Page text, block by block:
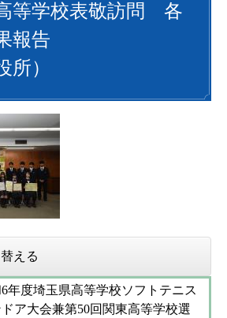
等学校表敬訪問 各
報告
所）
える
年度埼玉県高等学校ソフトテニス
ア大会兼第50回関東高等学校選